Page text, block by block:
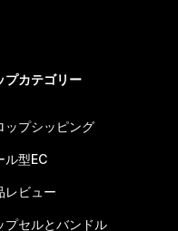
プカテゴリー
ップシッピング
ル型EC
レビュー
プセルとバンドル